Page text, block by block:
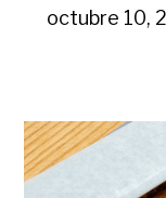
octubre 10,